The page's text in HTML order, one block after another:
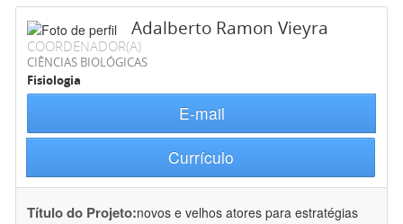
Adalberto Ramon Vieyra
COORDENADOR(A)
CIÊNCIAS BIOLÓGICAS
Fisiologia
E-mail
Currículo
Título do Projeto:novos e velhos atores para estratégias